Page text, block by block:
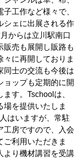
工作など様々で、
シェに出展される作
からは立川駅南口
販売も展開し販路も
々に再開しておりま
同士の交流も今後は
ョップも定期的に開
す。Tschoolは、
を提供いたしま
はいますが、常駐
工房ですので、入会
利用いただきま
より機材講習を受講